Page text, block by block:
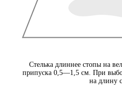
Стелька длиннее стопы на
припуска 0,5—1,5 см. При
на длину